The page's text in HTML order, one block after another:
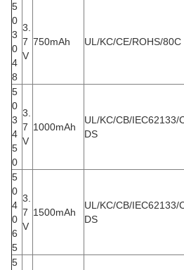
5
0
3
0
4
8
3.
7
V
750mAh UL/KC/CE/ROHS/
5
0
3
4
5
0
3.
7
V
1000mAh
UL/KC/CB/IEC62133/
DS
5
0
4
0
6
5
3.
7
V
1500mAh
UL/KC/CB/IEC62133/
DS
5